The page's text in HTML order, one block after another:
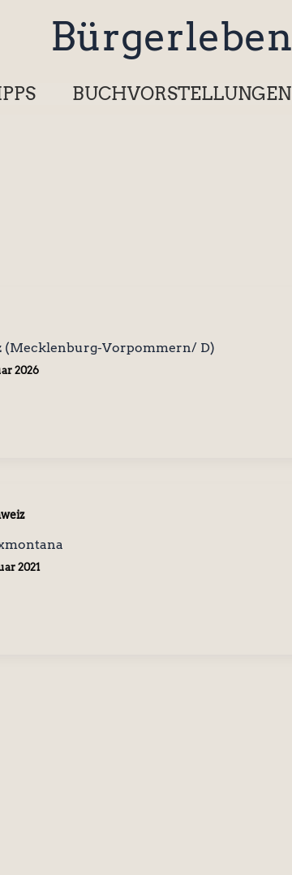
Bürgerleben
BUCHVORSTELLUNGEN
(Mecklenburg-Vorpommern/ D)
2026
2021